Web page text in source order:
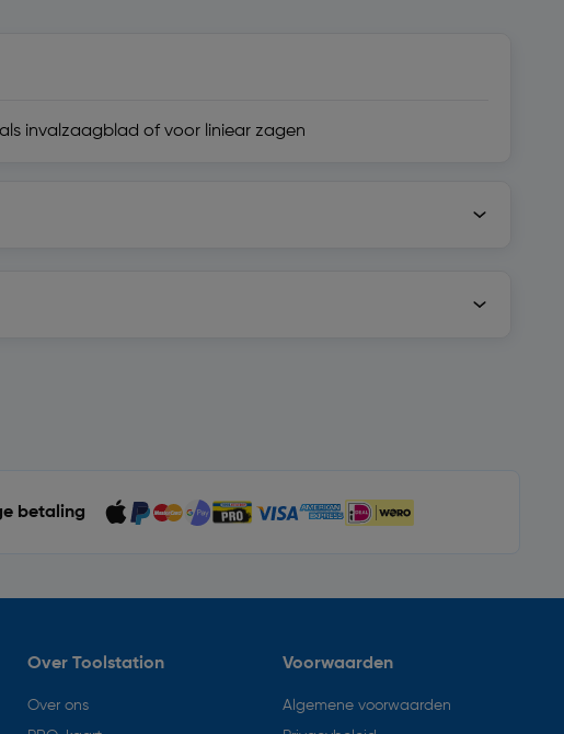
invalzaagblad of voor liniear zagen
betaling
Over Toolstation
Over ons
Voorwaarden
Algemene voorwaarden